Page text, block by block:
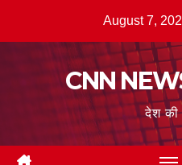
August 7,
CNN
देश